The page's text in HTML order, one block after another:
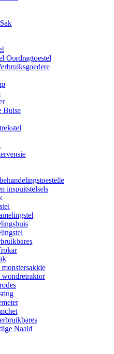
Oordragtoestel
Buise
inspuitstelsels
wondretraktor
Naald